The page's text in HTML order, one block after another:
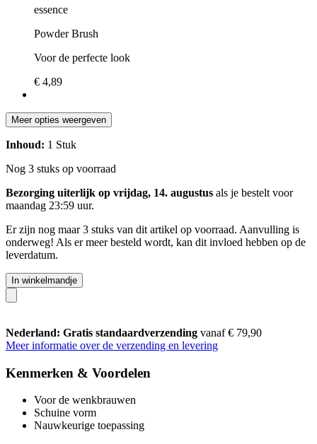
essence
Powder Brush
Voor de perfecte look
€ 4,89
Meer opties weergeven
Inhoud: 1 Stuk
Nog 3 stuks op voorraad
Bezorging uiterlijk op vrijdag, 14. augustus als je bestelt voor
maandag 23:59 uur.
Er zijn nog maar 3 stuks van dit artikel op voorraad. Aanvulling is
onderweg! Als er meer besteld wordt, kan dit invloed hebben op de
leverdatum.
In winkelmandje
Nederland: Gratis standaardverzending vanaf € 79,90
Meer informatie over de verzending en levering
Kenmerken & Voordelen
Voor de wenkbrauwen
Schuine vorm
Nauwkeurige toepassing